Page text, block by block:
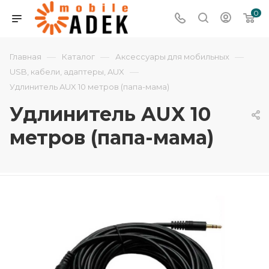
0
Главная — Каталог — Аксессуары для мобильных —
USB, кабели, адаптеры, AUX —
Удлинитель AUX 10 метров (папа-мама)
Удлинитель AUX 10
метров (папа-мама)